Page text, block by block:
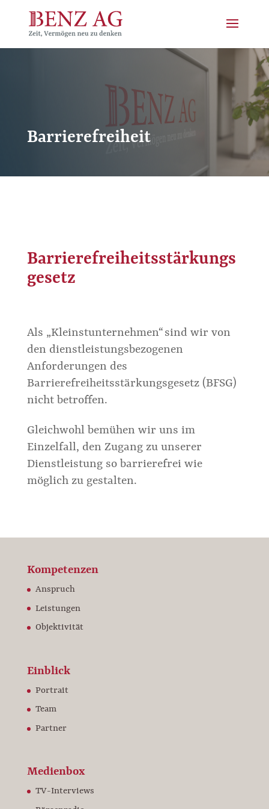
Barrierefreiheit
Barrierefreiheitsstärkungs
gesetz
Als „Kleinstunternehmen“ sind wir von
den dienstleistungsbezogenen
Anforderungen des
Barrierefreiheitsstärkungsgesetz (BFSG)
nicht betroffen.
Gleichwohl bemühen wir uns im
Einzelfall, den Zugang zu unserer
Dienstleistung so barrierefrei wie
möglich zu gestalten.
Kompetenzen
Anspruch
Leistungen
Objektivität
Einblick
Portrait
Team
Partner
Medienbox
TV-Interviews